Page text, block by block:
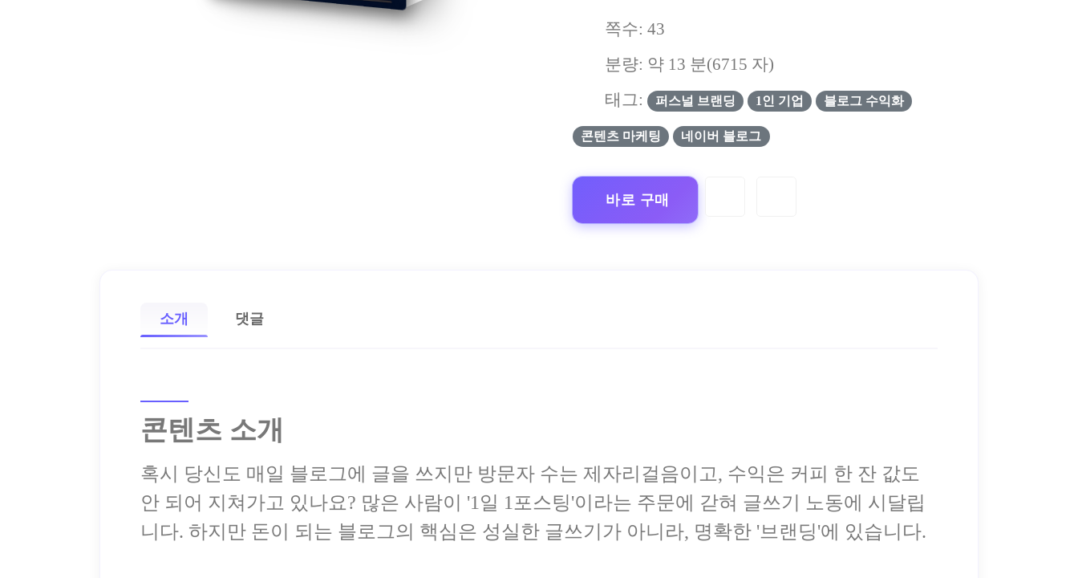
쪽수: 43
분량: 약 13 분(6715 자)
태그:
퍼스널 브랜딩 1인 기업 블로그 수익화
콘텐츠 마케팅 네이버 블로그
바로 구매
소개 댓글
콘텐츠 소개
혹시 당신도 매일 블로그에 글을 쓰지만 방문자 수는 제자리걸음이고, 수익은 커피 한 잔 값도
안 되어 지쳐가고 있나요? 많은 사람이 '1일 1포스팅'이라는 주문에 갇혀 글쓰기 노동에 시달립
니다. 하지만 돈이 되는 블로그의 핵심은 성실한 글쓰기가 아니라, 명확한 '브랜딩'에 있습니다.